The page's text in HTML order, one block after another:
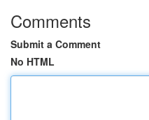
Comments
Submit a Comment
No HTML